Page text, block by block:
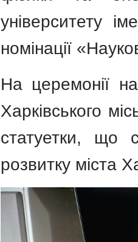
університету
номінації
На церемонії
Харківського
статуетки, що
розвитку міста